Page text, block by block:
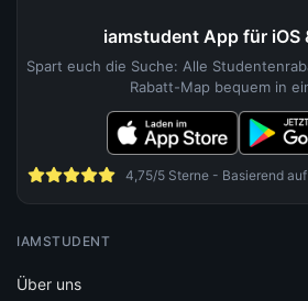
iamstudent App für iOS
Spart euch die Suche: Alle
Rabatt-Map bequem in
4,75/5 Sterne - Basierend
IAMSTUDENT
Über uns